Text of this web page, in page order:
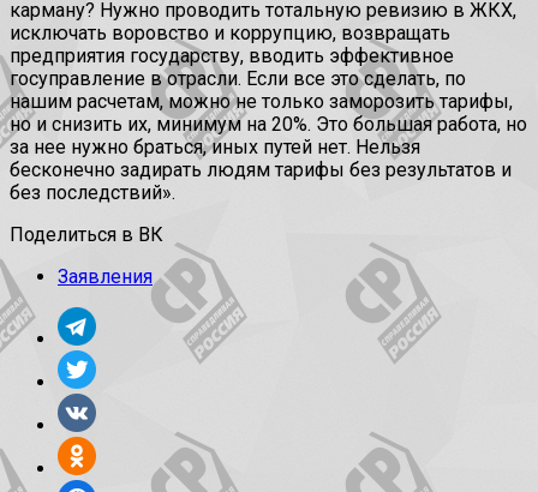
карману? Нужно проводить тотальную ревизию в ЖКХ,
исключать воровство и коррупцию, возвращать
предприятия государству, вводить эффективное
госуправление в отрасли. Если все это сделать, по
нашим расчетам, можно не только заморозить тарифы,
но и снизить их, минимум на 20%. Это большая работа, но
за нее нужно браться, иных путей нет. Нельзя
бесконечно задирать людям тарифы без результатов и
без последствий».
Поделиться в ВК
Заявления